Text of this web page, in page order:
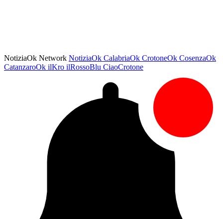
NotiziaOk Network NotiziaOk CalabriaOk CrotoneOk CosenzaOk
CatanzaroOk ilKro ilRossoBlu CiaoCrotone